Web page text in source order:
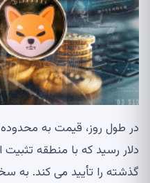
دلار رسید که با منطقه
گذشته را تأیید می کند. به